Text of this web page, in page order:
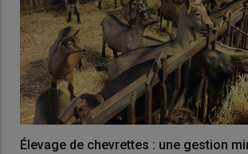
Élevage de chevrettes : une gestion